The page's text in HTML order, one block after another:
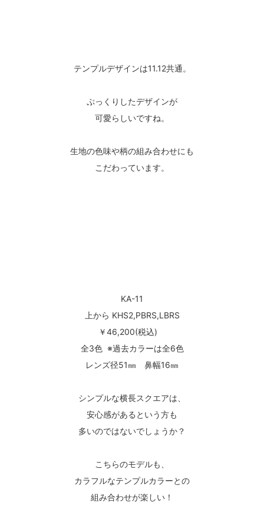
テンプルデザインは11.12共通。
ぷっくりしたデザインが
可愛らしいですね。
生地の色味や柄の組み合わせにも
こだわっています。
KA-11
上から KHS2,PBRS,LBRS
￥46,200(税込)
全3色 ※過去カラーは全6色
レンズ径51㎜ 鼻幅16㎜
シンプルな横長スクエアは、
安心感があるという方も
多いのではないでしょうか？
こちらのモデルも、
カラフルなテンプルカラーとの
組み合わせが楽しい！